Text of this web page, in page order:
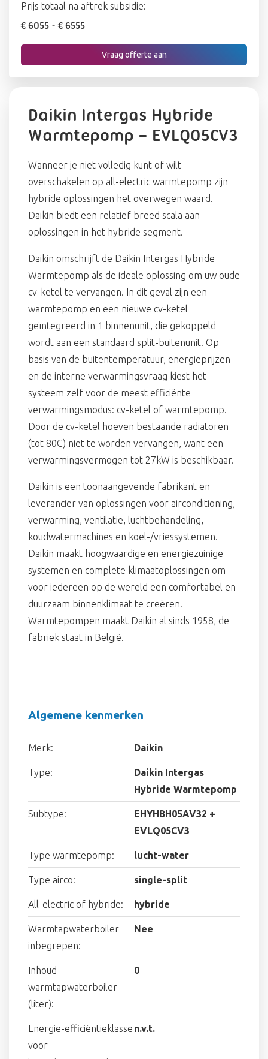
Prijs totaal na aftrek subsidie:
€ 6055 - € 6555
Vraag offerte aan
Daikin Intergas Hybride
Warmtepomp – EVLQ05CV3
Wanneer je niet volledig kunt of wilt
overschakelen op all-electric warmtepomp zijn
hybride oplossingen het overwegen waard.
Daikin biedt een relatief breed scala aan
oplossingen in het hybride segment.
Daikin omschrijft de Daikin Intergas Hybride
Warmtepomp als de ideale oplossing om uw oude
cv-ketel te vervangen. In dit geval zijn een
warmtepomp en een nieuwe cv-ketel
geïntegreerd in 1 binnenunit, die gekoppeld
wordt aan een standaard split-buitenunit. Op
basis van de buitentemperatuur, energieprijzen
en de interne verwarmingsvraag kiest het
systeem zelf voor de meest efficiënte
verwarmingsmodus: cv-ketel of warmtepomp.
Door de cv-ketel hoeven bestaande radiatoren
(tot 80C) niet te worden vervangen, want een
verwarmingsvermogen tot 27kW is beschikbaar.
Daikin is een toonaangevende fabrikant en
leverancier van oplossingen voor airconditioning,
verwarming, ventilatie, luchtbehandeling,
koudwatermachines en koel-/vriessystemen.
Daikin maakt hoogwaardige en energiezuinige
systemen en complete klimaatoplossingen om
voor iedereen op de wereld een comfortabel en
duurzaam binnenklimaat te creëren.
Warmtepompen maakt Daikin al sinds 1958, de
fabriek staat in België.
Algemene kenmerken
Merk: Daikin
Type:
Daikin Intergas
Hybride Warmtepomp
Subtype:
EHYHBH05AV32 +
EVLQ05CV3
Type warmtepomp: lucht-water
Type airco: single-split
All-electric of hybride: hybride
Warmtapwaterboiler
inbegrepen:
Nee
Inhoud
warmtapwaterboiler
(liter):
0
Energie-efficiëntieklasse
voor
n.v.t.